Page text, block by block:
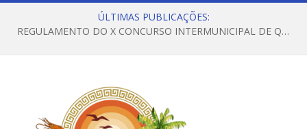
ÚLTIMAS PUBLICAÇÕES:
REGULAMENTO DO X CONCURSO INTERMUNICIPAL DE QUADRILHAS JUNINAS – 2026 – ARRAIÁ DA VENEZA